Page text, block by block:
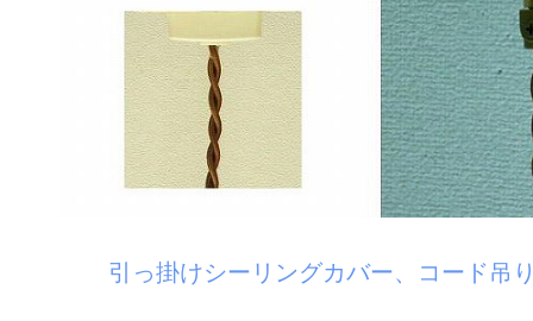
引っ掛けシーリングカバー、コード吊